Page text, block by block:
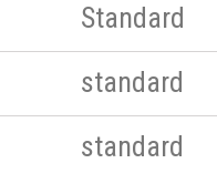
Standard
standard
standard